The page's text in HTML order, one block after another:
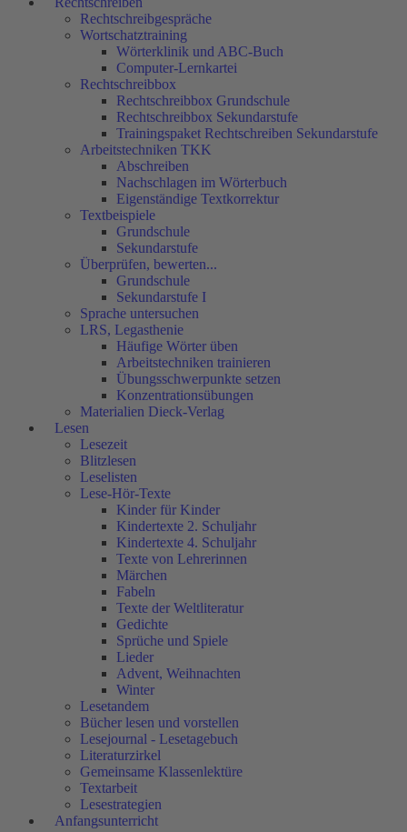
Rechtschreibgespräche
Wortschatztraining
Wörterklinik und ABC-Buch
Computer-Lernkartei
Rechtschreibbox
Rechtschreibbox Grundschule
Rechtschreibbox Sekundarstufe
Trainingspaket Rechtschreiben Sekundarstufe
Arbeitstechniken TKK
Abschreiben
Nachschlagen im Wörterbuch
Eigenständige Textkorrektur
Textbeispiele
Grundschule
Sekundarstufe
Überprüfen, bewerten...
Grundschule
Sekundarstufe I
Sprache untersuchen
LRS, Legasthenie
Häufige Wörter üben
Arbeitstechniken trainieren
Übungsschwerpunkte setzen
Konzentrationsübungen
Materialien Dieck-Verlag
Lesen
Lesezeit
Blitzlesen
Leselisten
Lese-Hör-Texte
Kinder für Kinder
Kindertexte 2. Schuljahr
Kindertexte 4. Schuljahr
Texte von Lehrerinnen
Märchen
Fabeln
Texte der Weltliteratur
Gedichte
Sprüche und Spiele
Lieder
Advent, Weihnachten
Winter
Lesetandem
Bücher lesen und vorstellen
Lesejournal - Lesetagebuch
Literaturzirkel
Gemeinsame Klassenlektüre
Textarbeit
Lesestrategien
Anfangsunterricht